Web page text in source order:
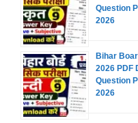
Question
2026
Bihar
2026 PDF
Question
2026